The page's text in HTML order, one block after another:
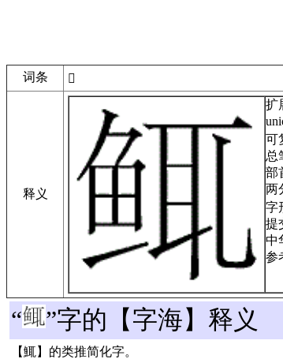
词条 𫚚
释义
扩
可
总
部
两
字
提
中
参
“ ”字的【字海】释义
【鮿】的类推简化字。